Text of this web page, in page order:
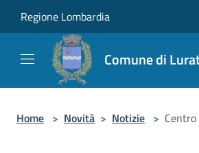
Regione Lombardia
Comune di
Home > Novità > Notizie >